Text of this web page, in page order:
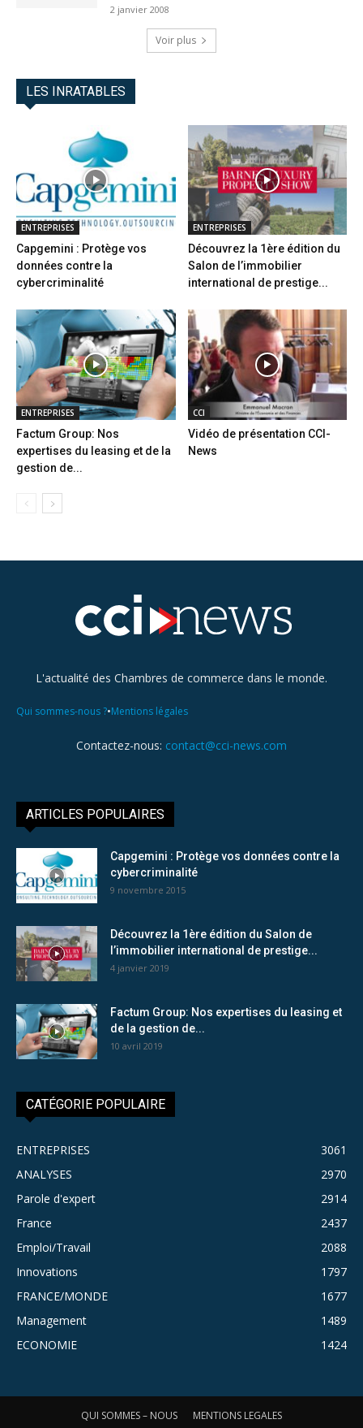
2 janvier 2008
Voir plus
LES INRATABLES
ENTREPRISES
Capgemini : Protège vos
données contre la
cybercriminalité
ENTREPRISES
Découvrez la 1ère édition du
Salon de l’immobilier
international de prestige...
ENTREPRISES
Factum Group: Nos
expertises du leasing et de la
gestion de...
CCI
Vidéo de présentation CCI-
News
L'actualité des Chambres de commerce dans le monde.
Qui sommes-nous ?•Mentions légales
Contactez-nous: contact@cci-news.com
ARTICLES POPULAIRES
Capgemini : Protège vos données contre la
cybercriminalité
9 novembre 2015
Découvrez la 1ère édition du Salon de
l’immobilier international de prestige...
4 janvier 2019
Factum Group: Nos expertises du leasing et
de la gestion de...
10 avril 2019
CATÉGORIE POPULAIRE
ENTREPRISES
3061
ANALYSES
2970
Parole d'expert
2914
France
2437
Emploi/Travail
2088
Innovations
1797
FRANCE/MONDE
1677
Management
1489
ECONOMIE
1424
QUI SOMMES – NOUS MENTIONS LEGALES